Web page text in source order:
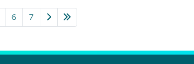
Visualiser
6 7